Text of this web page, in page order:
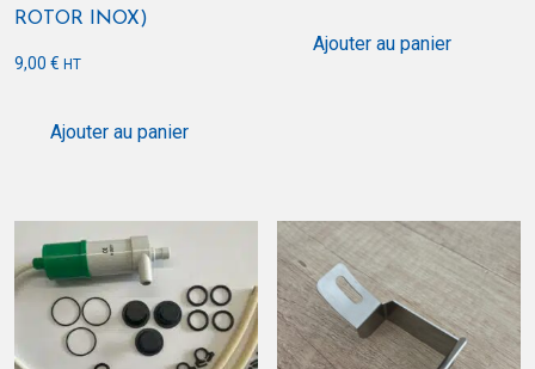
ROTOR INOX)
9,00 € HT
Ajouter au panier
Ajouter au panier